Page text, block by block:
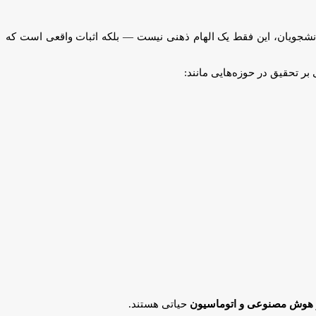
این فقط یک الهام ذهنی نیست — بلکه اثبات واقعی است که
بر تحقیق در حوزه‌هایی مانند:
هوش مصنوعی و اتوماسیون حیاتی هستند.